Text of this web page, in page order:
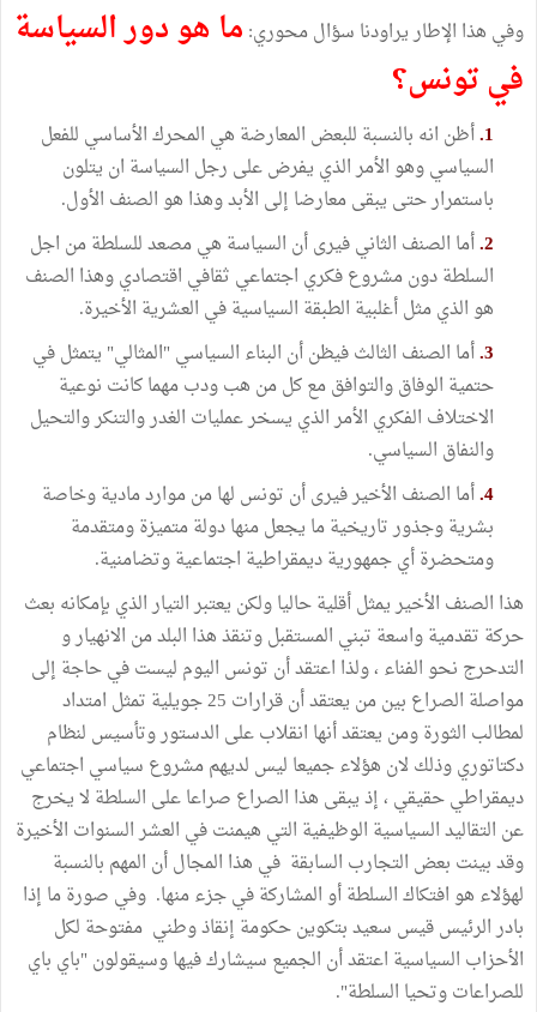
وفي هذا الإطار يراودنا سؤال محوري: ما هو دور السياسة
في تونس؟
1. أظن انه بالنسبة للبعض المعارضة هي المحرك الأساسي للفعل
السياسي وهو الأمر الذي يفرض على رجل السياسة ان يتلون
باستمرار حتى يبقى معارضا إلى الأبد وهذا هو الصنف الأول.
2. أما الصنف الثاني فيرى أن السياسة هي مصعد للسلطة من اجل
السلطة دون مشروع فكري اجتماعي ثقافي اقتصادي وهذا الصنف
هو الذي مثل أغلبية الطبقة السياسية في العشرية الأخيرة.
3. أما الصنف الثالث فيظن أن البناء السياسي "المثالي" يتمثل في
حتمية الوفاق والتوافق مع كل من هب ودب مهما كانت نوعية
الاختلاف الفكري الأمر الذي يسخر عمليات الغدر والتنكر والتحيل
والنفاق السياسي.
4. أما الصنف الأخير فيرى أن تونس لها من موارد مادية وخاصة
بشرية وجذور تاريخية ما يجعل منها دولة متميزة ومتقدمة
ومتحضرة أي جمهورية ديمقراطية اجتماعية وتضامنية.
هذا الصنف الأخير يمثل أقلية حاليا ولكن يعتبر التيار الذي بإمكانه بعث
حركة تقدمية واسعة تبني المستقبل وتنقذ هذا البلد من الانهيار و
التدحرج نحو الفناء ، ولذا اعتقد أن تونس اليوم ليست في حاجة إلى
مواصلة الصراع بين من يعتقد أن قرارات 25 جويلية تمثل امتداد
لمطالب الثورة ومن يعتقد أنها انقلاب على الدستور وتأسيس لنظام
دكتاتوري وذلك لان هؤلاء جميعا ليس لديهم مشروع سياسي اجتماعي
ديمقراطي حقيقي ، إذ يبقى هذا الصراع صراعا على السلطة لا يخرج
عن التقاليد السياسية الوظيفية التي هيمنت في العشر السنوات الأخيرة
وقد بينت بعض التجارب السابقة في هذا المجال أن المهم بالنسبة
لهؤلاء هو افتكاك السلطة أو المشاركة في جزء منها. وفي صورة ما إذا
بادر الرئيس قيس سعيد بتكوين حكومة إنقاذ وطني مفتوحة لكل
الأحزاب السياسية اعتقد أن الجميع سيشارك فيها وسيقولون "باي باي
للصراعات وتحيا السلطة".